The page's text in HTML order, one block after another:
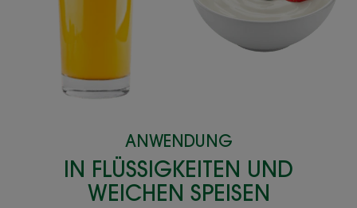
ANWENDUNG
IN FLÜSSIGKEITEN UND
WEICHEN SPEISEN